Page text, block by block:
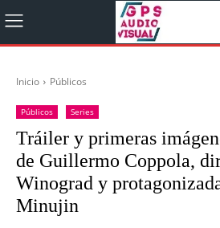
Inicio Públicos
Públicos Series
Tráiler y primeras
de Guillermo Coppola,
Winograd y
Minujin